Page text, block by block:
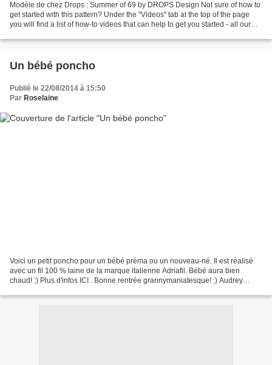
Modèle de chez Drops : Summer of 69 by DROPS Design Not sure of how to
get started with this pattern? Under the "Videos" tab at the top of the page
you will find a list of how-to videos that can help to get you started - all our
Un bébé poncho
Publié le 22/08/2014 à 15:50
Par Roselaine
Voici un petit poncho pour un bébé préma ou un nouveau-né. Il est réalisé
avec un fil 100 % laine de la marque italienne Adriafil. Bébé aura bien
chaud! :) Plus d'infos ICI . Bonne rentrée grannymaniatesque! :) Audrey